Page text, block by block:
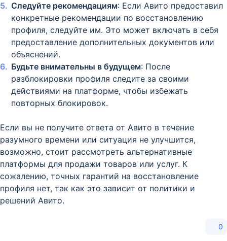
Следуйте рекомендациям: Если Авито предоставил
конкретные рекомендации по восстановлению
профиля, следуйте им. Это может включать в себя
предоставление дополнительных документов или
объяснений.
Будьте внимательны в будущем: После
разблокировки профиля следите за своими
действиями на платформе, чтобы избежать
повторных блокировок.
Если вы не получите ответа от Авито в течение
разумного времени или ситуация не улучшится,
возможно, стоит рассмотреть альтернативные
платформы для продажи товаров или услуг. К
сожалению, точных гарантий на восстановление
профиля нет, так как это зависит от политики и
решений Авито.
0